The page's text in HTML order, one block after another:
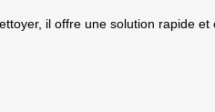
il offre une solution rapide et